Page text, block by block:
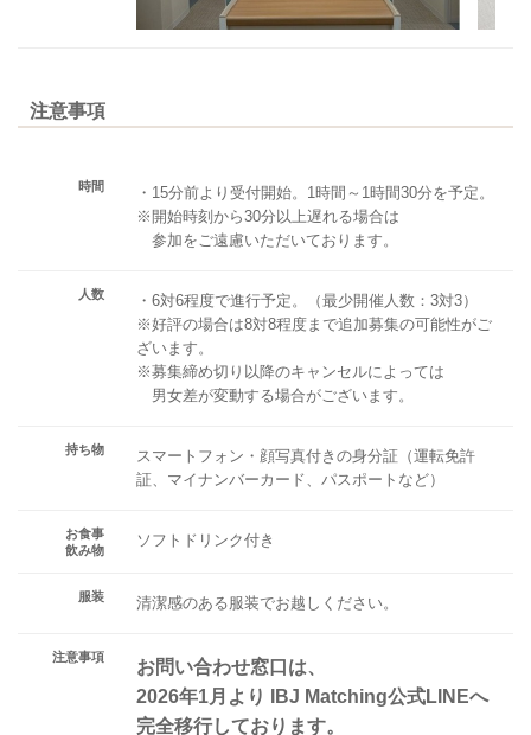
注意事項
時間
・15分前より受付開始。1時間～1時間30分を予定。
※開始時刻から30分以上遅れる場合は
参加をご遠慮いただいております。
人数
・6対6程度で進行予定。（最少開催人数：3対3）
※好評の場合は8対8程度まで追加募集の可能性がご
ざいます。
※募集締め切り以降のキャンセルによっては
男女差が変動する場合がございます。
持ち物
スマートフォン・顔写真付きの身分証（運転免許
証、マイナンバーカード、パスポートなど）
お食事
飲み物
ソフトドリンク付き
服装 清潔感のある服装でお越しください。
注意事項
お問い合わせ窓口は、
2026年1月より IBJ Matching公式LINEへ
完全移行しております。